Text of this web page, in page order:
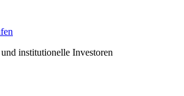
institutionelle Investoren